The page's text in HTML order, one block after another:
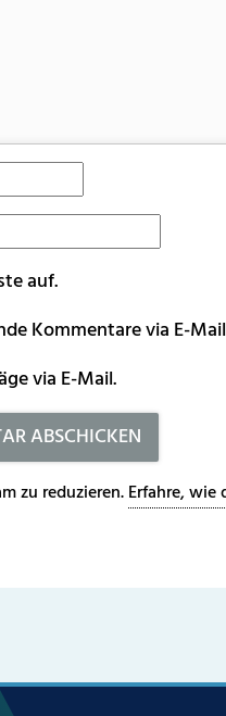
auf.
Kommentare via E-
via E-Mail.
zu reduzieren.Erfahre, wie